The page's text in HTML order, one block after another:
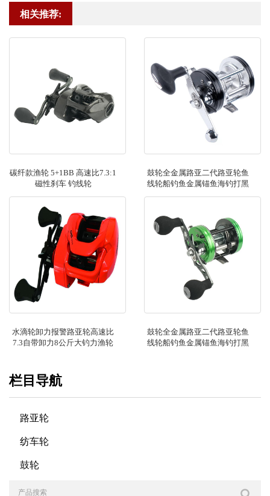
相关推荐:
碳纤款渔轮 5+1BB 高速比7.3:1
磁性刹车 钓线轮
鼓轮全金属路亚二代路亚轮鱼
线轮船钓鱼金属锚鱼海钓打黑
水滴轮卸力报警路亚轮高速比
7.3自带卸力8公斤大钓力渔轮
鼓轮全金属路亚二代路亚轮鱼
线轮船钓鱼金属锚鱼海钓打黑
栏目导航
路亚轮
纺车轮
鼓轮